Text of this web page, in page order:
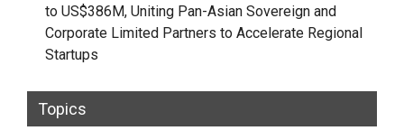
to US$386M, Uniting Pan-Asian Sovereign and
Corporate Limited Partners to Accelerate Regional
Startups
Topics